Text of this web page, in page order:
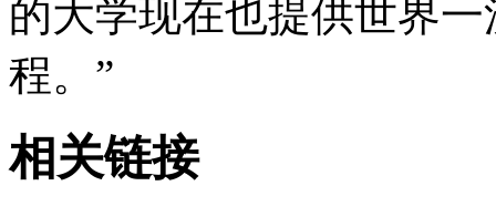
的大学现在也提供世界
程。”
相关链接